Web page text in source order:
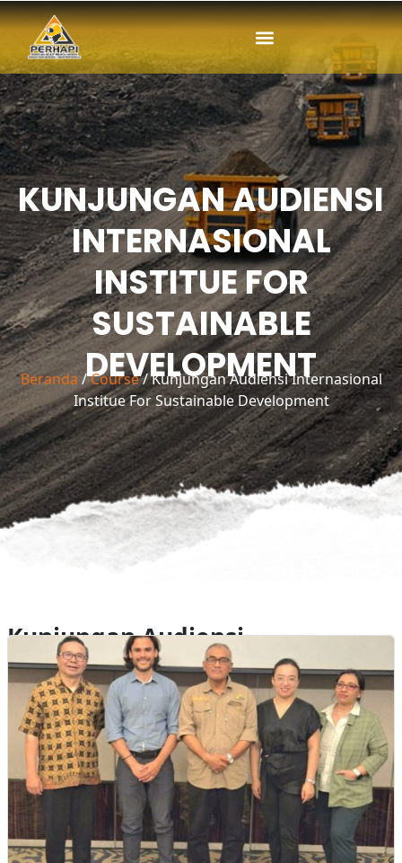
Lewati
ke
konten
KUNJUNGAN AUDIENSI
INTERNASIONAL
INSTITUE FOR
SUSTAINABLE
DEVELOPMENT
Beranda /Course/ Kunjungan Audiensi Internasional
Institue For Sustainable Development
Kunjungan Audiensi
Internasional Institue For
Sustainable Development